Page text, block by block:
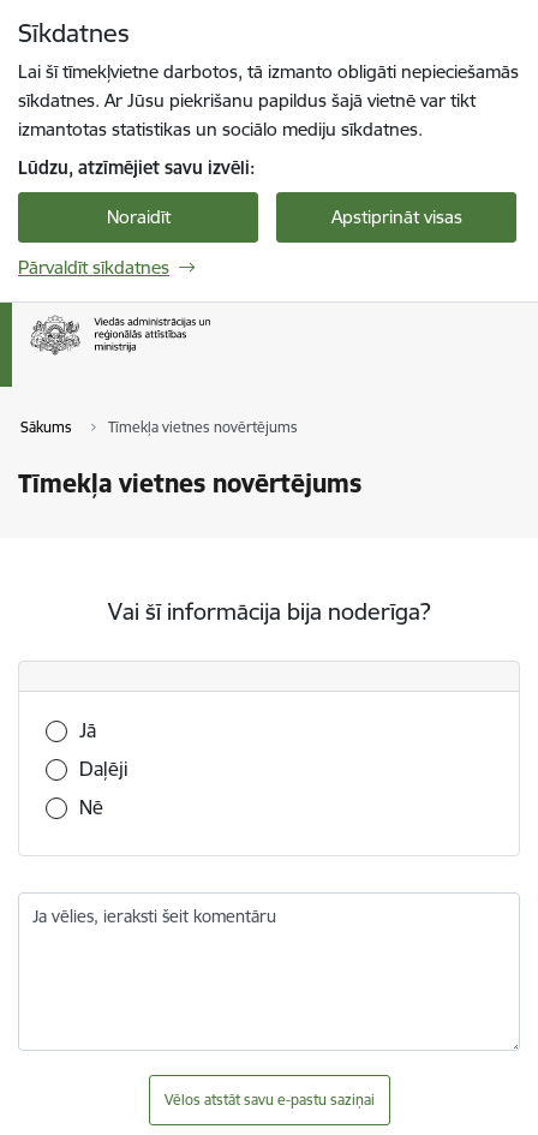
Sīkdatnes
Lai šī tīmekļvietne darbotos, tā izmanto obligāti nepieciešamās
sīkdatnes. Ar Jūsu piekrišanu papildus šajā vietnē var tikt
izmantotas statistikas un sociālo mediju sīkdatnes.
Lūdzu, atzīmējiet savu izvēli:
Noraidīt Apstiprināt visas
Pārvaldīt sīkdatnes
Sākums Tīmekļa vietnes novērtējums
Tīmekļa vietnes novērtējums
Vai šī informācija bija noderīga?
Vai šī informācija bija noderīga?
Jā
Daļēji
Nē
Ja vēlies, ieraksti šeit komentāru
Vēlos atstāt savu e-pastu saziņai